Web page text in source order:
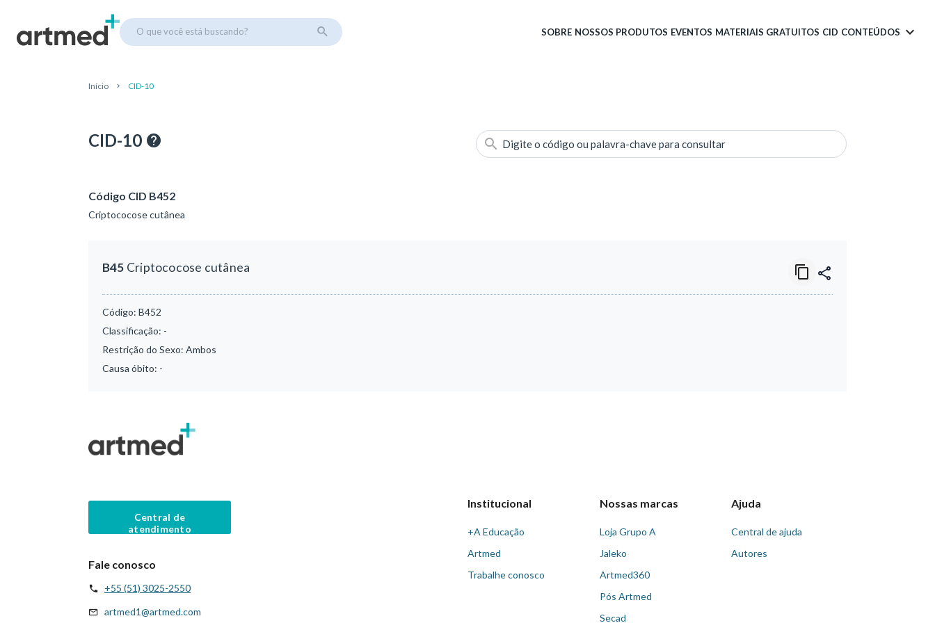
O que você está buscando? SOBRE NOSSOS PRODUTOS EVENTOS MATERIAIS GRATUITOS CID CONTEÚDOS
Início CID-10
CID-10 Digite o código ou palavra-chave para consultar
Código CID B452
Criptococose cutânea
B45 Criptococose cutânea
Código: B452
Classificação: -
Restrição do Sexo: Ambos
Causa óbito: -
Central de
atendimento
Fale conosco
+55 (51) 3025-2550
artmed1@artmed.com
Institucional
+A Educação
Artmed
Trabalhe conosco
Nossas marcas
Loja Grupo A
Jaleko
Artmed360
Pós Artmed
Secad
Ajuda
Central de ajuda
Autores